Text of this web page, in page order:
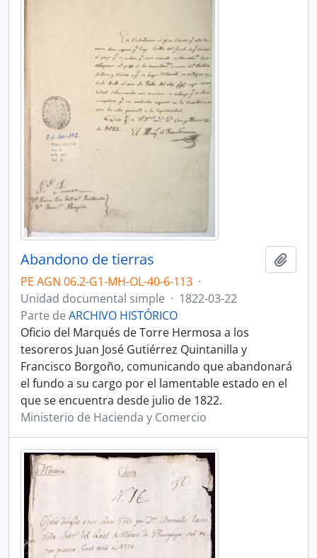
Abandono de tierras
PE AGN 06.2-G1-MH-OL-40-6-113 ·
Unidad documental simple · 1822-03-22
Parte de ARCHIVO HISTÓRICO
Oficio del Marqués de Torre Hermosa a los
tesoreros Juan José Gutiérrez Quintanilla y
Francisco Borgoño, comunicando que abandonará
el fundo a su cargo por el lamentable estado en el
que se encuentra desde julio de 1822.
Ministerio de Hacienda y Comercio